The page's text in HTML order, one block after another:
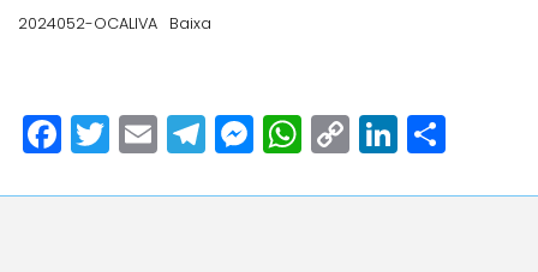
2024052-OCALIVA Baixa
Facebook
Twitter
EmailTelegram
Messenger
WhatsApp
Copy
Link